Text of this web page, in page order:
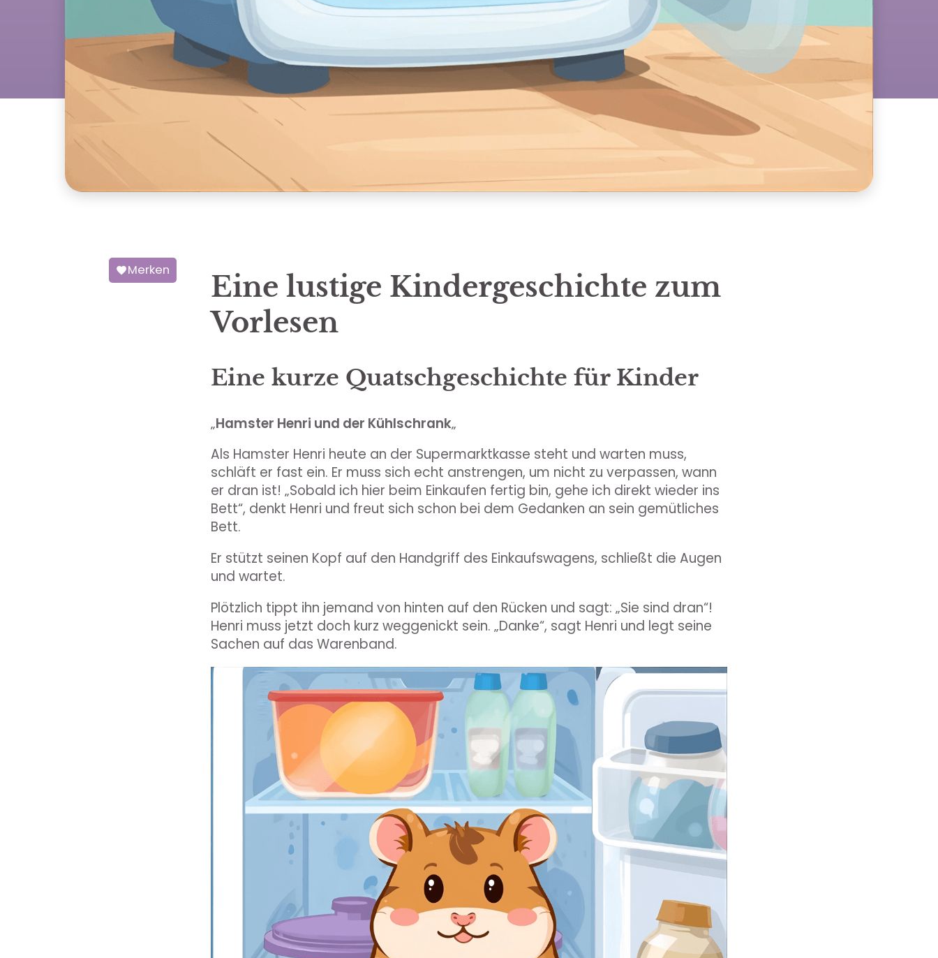
Merken
Eine lustige Kindergeschichte zum
Vorlesen
Eine kurze Quatschgeschichte für Kinder
„Hamster Henri und der Kühlschrank„
Als Hamster Henri heute an der Supermarktkasse steht und warten muss,
schläft er fast ein. Er muss sich echt anstrengen, um nicht zu verpassen, wann
er dran ist! „Sobald ich hier beim Einkaufen fertig bin, gehe ich direkt wieder ins
Bett“, denkt Henri und freut sich schon bei dem Gedanken an sein gemütliches
Bett.
Er stützt seinen Kopf auf den Handgriff des Einkaufswagens, schließt die Augen
und wartet.
Plötzlich tippt ihn jemand von hinten auf den Rücken und sagt: „Sie sind dran“!
Henri muss jetzt doch kurz weggenickt sein. „Danke“, sagt Henri und legt seine
Sachen auf das Warenband.